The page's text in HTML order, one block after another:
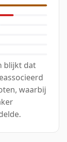
blijkt dat
waarbij